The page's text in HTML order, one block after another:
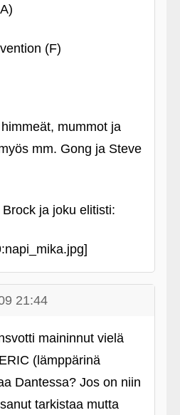
(F)
mummot ja
mm. Gong ja Steve
ja joku elitisti:
21:44
maininnut vielä
(lämppärinä
Dantessa? Jos on niin
tarkistaa mutta